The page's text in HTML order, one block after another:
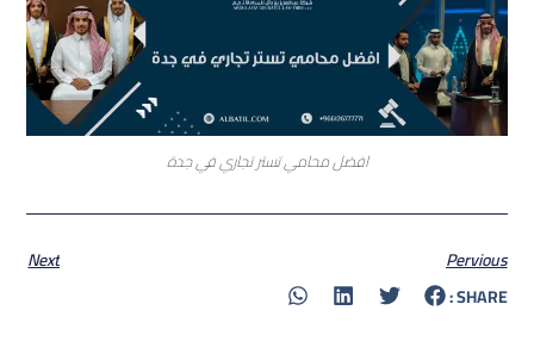
افضل محامي تستر تجاري في جدة
Pervious
Next
SHARE :